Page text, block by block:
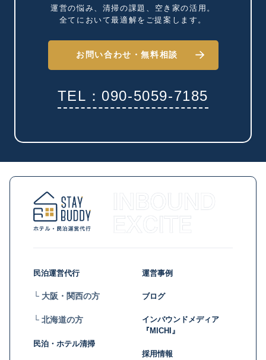
運営の悩み、清掃の課題、 空き家の活用。
全てにおいて最適解を ご提案します。
お問い合わせ・無料相談
TEL：090-5059-7185
民泊運営代行
└ 大阪・関西の方
└ 北海道の方
民泊・ホテル清掃
運営事例
ブログ
インバウンドメディア
『MICHI』
採用情報